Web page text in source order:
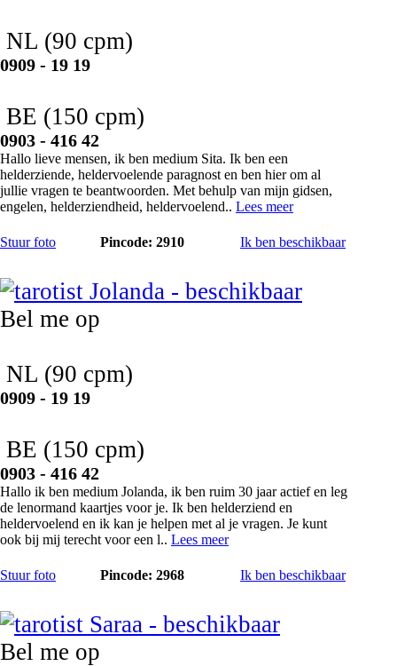
NL (90 cpm)
0909 - 19 19
BE (150 cpm)
0903 - 416 42
Hallo lieve mensen, ik ben medium Sita. Ik ben een
helderziende, heldervoelende paragnost en ben hier om al
jullie vragen te beantwoorden. Met behulp van mijn gidsen,
engelen, helderziendheid, heldervoelend.. Lees meer
Stuur foto Pincode: 2910 Ik ben beschikbaar
Bel me op
NL (90 cpm)
0909 - 19 19
BE (150 cpm)
0903 - 416 42
Hallo ik ben medium Jolanda, ik ben ruim 30 jaar actief en leg
de lenormand kaartjes voor je. Ik ben helderziend en
heldervoelend en ik kan je helpen met al je vragen. Je kunt
ook bij mij terecht voor een l.. Lees meer
Stuur foto Pincode: 2968 Ik ben beschikbaar
Bel me op